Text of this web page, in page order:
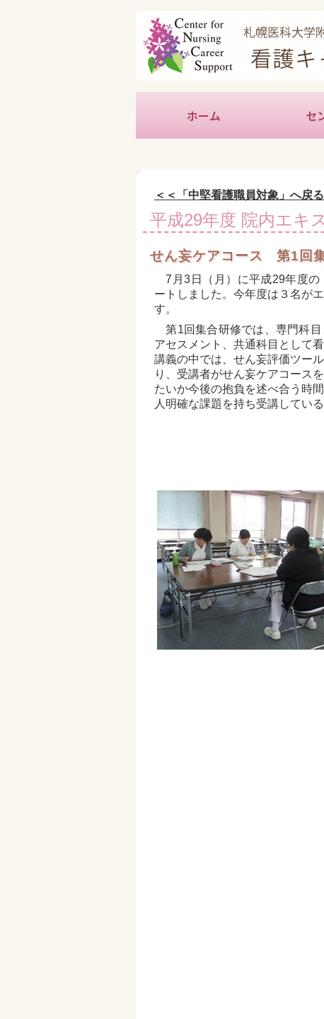
ホーム セ
＜＜「中堅看護職員対象」へ戻る
平成29年度 院内エ
せん妄ケアコース 第1回
7月3日（月）に平成29年度の
ートしました。今年度は３名が
す。
第1回集合研修では、専門科目
アセスメント、共通科目として
講義の中では、せん妄評価ツー
り、受講者がせん妄ケアコース
たいか今後の抱負を述べ合う時
人明確な課題を持ち受講してい